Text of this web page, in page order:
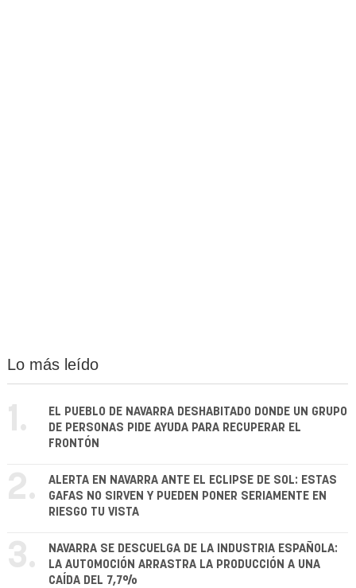
Lo más leído
1.
EL PUEBLO DE NAVARRA DESHABITADO DONDE UN GRUPO
DE PERSONAS PIDE AYUDA PARA RECUPERAR EL
FRONTÓN
2.
ALERTA EN NAVARRA ANTE EL ECLIPSE DE SOL: ESTAS
GAFAS NO SIRVEN Y PUEDEN PONER SERIAMENTE EN
RIESGO TU VISTA
3.
NAVARRA SE DESCUELGA DE LA INDUSTRIA ESPAÑOLA:
LA AUTOMOCIÓN ARRASTRA LA PRODUCCIÓN A UNA
CAÍDA DEL 7,7%